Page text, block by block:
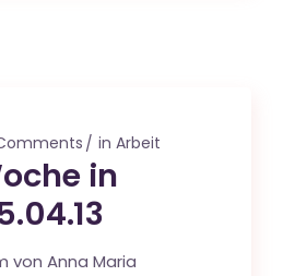
in Arbeit
in
von Anna Maria